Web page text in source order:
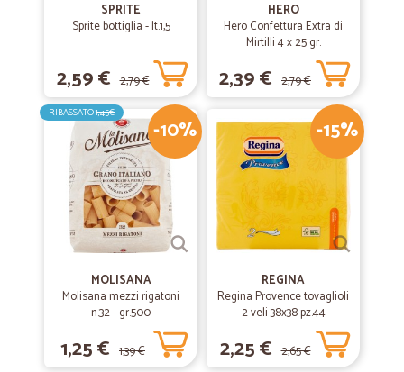
SPRITE
Sprite bottiglia - lt.1,5
2,59 € 2,79 €
HERO
Hero Confettura Extra di
Mirtilli 4 x 25 gr.
2,39 € 2,79 €
-10%
RIBASSATO1,45€
MOLISANA
Molisana mezzi rigatoni
n.32 - gr.500
1,25 € 1,39 €
-15%
REGINA
Regina Provence tovaglioli
2 veli 38x38 pz.44
2,25 € 2,65 €